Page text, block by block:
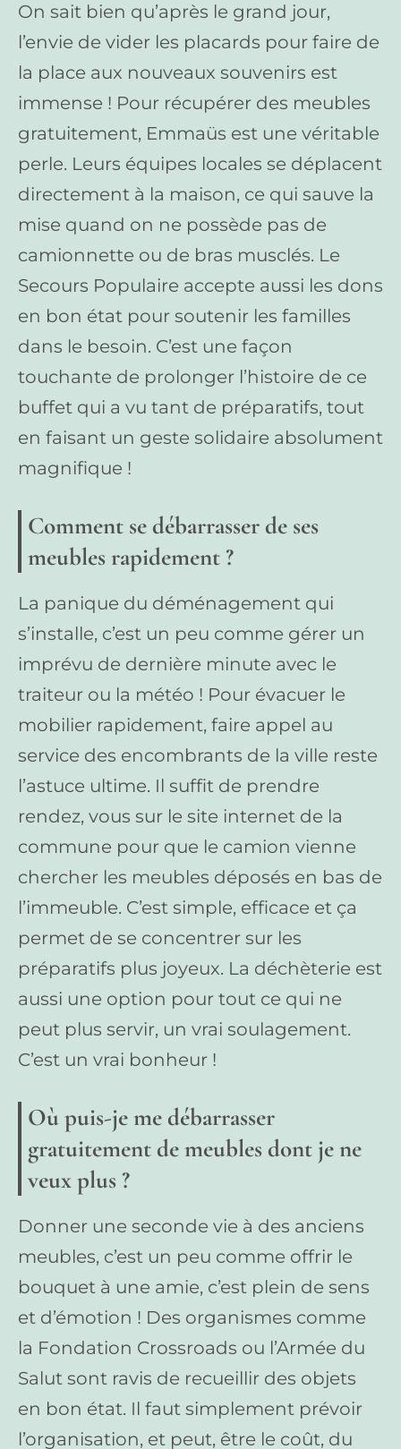
On sait bien qu’après le grand jour,
l’envie de vider les placards pour faire de
la place aux nouveaux souvenirs est
immense ! Pour récupérer des meubles
gratuitement, Emmaüs est une véritable
perle. Leurs équipes locales se déplacent
directement à la maison, ce qui sauve la
mise quand on ne possède pas de
camionnette ou de bras musclés. Le
Secours Populaire accepte aussi les dons
en bon état pour soutenir les familles
dans le besoin. C’est une façon
touchante de prolonger l’histoire de ce
buffet qui a vu tant de préparatifs, tout
en faisant un geste solidaire absolument
magnifique !
Comment se débarrasser de ses
meubles rapidement ?
La panique du déménagement qui
s’installe, c’est un peu comme gérer un
imprévu de dernière minute avec le
traiteur ou la météo ! Pour évacuer le
mobilier rapidement, faire appel au
service des encombrants de la ville reste
l’astuce ultime. Il suffit de prendre
rendez, vous sur le site internet de la
commune pour que le camion vienne
chercher les meubles déposés en bas de
l’immeuble. C’est simple, efficace et ça
permet de se concentrer sur les
préparatifs plus joyeux. La déchèterie est
aussi une option pour tout ce qui ne
peut plus servir, un vrai soulagement.
C’est un vrai bonheur !
Où puis-je me débarrasser
gratuitement de meubles dont je ne
veux plus ?
Donner une seconde vie à des anciens
meubles, c’est un peu comme offrir le
bouquet à une amie, c’est plein de sens
et d’émotion ! Des organismes comme
la Fondation Crossroads ou l’Armée du
Salut sont ravis de recueillir des objets
en bon état. Il faut simplement prévoir
l’organisation, et peut, être le coût, du